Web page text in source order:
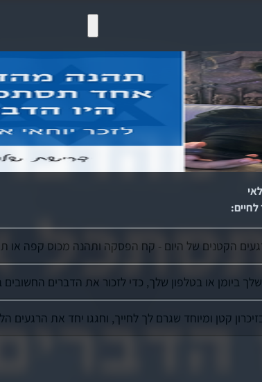
:
הקטנים של היום - קח הפסקה ותהנה מכוס קפה או
ביומן או בטלפון שלך, כדי לזכור את הדברים
קטן ומיוחד שגרם לך לחייך, וחגגו יחד את הרגעים